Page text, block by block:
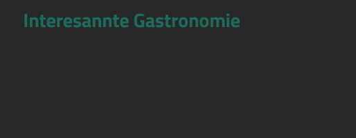
Interesannte Gastronomie